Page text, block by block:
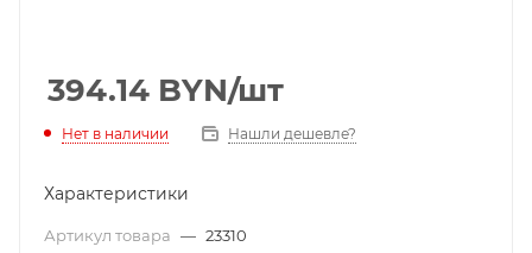
394.14 BYN/шт
Нет в наличии Нашли дешевле?
Характеристики
Артикул товара — 23310